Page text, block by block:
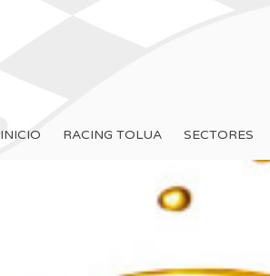
INICIO RACING TOLUA SECTORES